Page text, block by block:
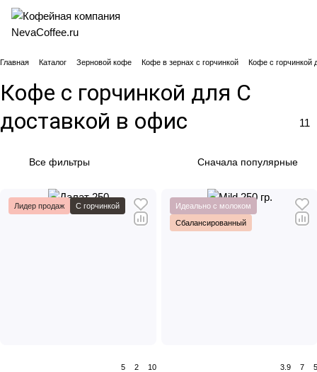
Главная Каталог Зерновой кофе Кофе в зернах с горчинкой Кофе с горчинкой
Кофе с горчинкой для С
доставкой в офис
11
Все фильтры Сначала популярные
Лидер продаж С горчинкой
5 2 10
Идеально с молоком
Сбалансированный
3.9 7 5